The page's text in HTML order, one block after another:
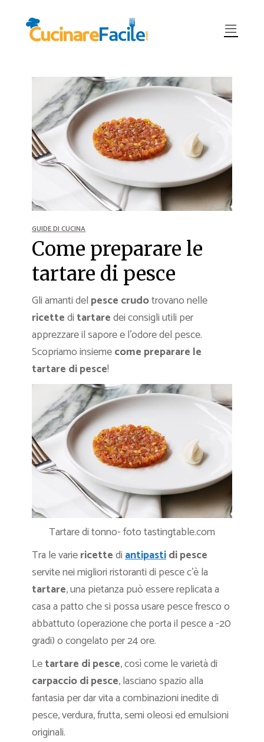
GUIDE DI CUCINA
Come preparare le
tartare di pesce
Gli amanti del pesce crudotrovano nelle
ricettedi tartaredei consigli utili per
apprezzare il sapore e l’odore del pesce.
Scopriamo insiemecome preparare le
tartare di pesce!
Tartare di tonno- foto tastingtable.com
Tra le variericettediantipastidi pesce
servite nei migliori ristoranti di pesce c’è la
tartare, una pietanza può essere replicata a
casa a patto che si possa usare pesce fresco o
abbattuto (operazione che porta il pesce a -20
gradi) o congelato per 24 ore.
Letartare di pesce, così come le varietà di
carpaccio di pesce, lasciano spazio alla
fantasia per dar vita a combinazioni inedite di
pesce, verdura, frutta, semi oleosi ed emulsioni
originali.